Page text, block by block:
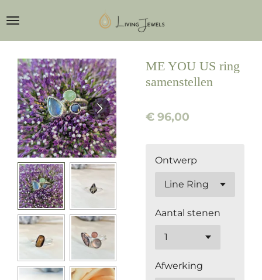
direct
naar
hoofdinhoud
ME YOU US ring
samenstellen
€ 96,00
Ontwerp
Aantal stenen
Afwerking